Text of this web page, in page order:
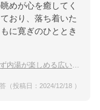
めが心を癒してく
おり、落ち着いた
に寛ぎのひととき
広い温泉付きの宿が知りたい。
（投稿日：2024/12/18 ）